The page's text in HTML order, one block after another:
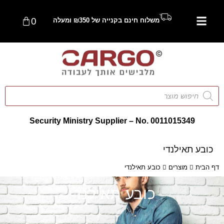
משלוח חינם בקנייה של ₪350 ומעלה 0
Security Ministry Supplier – No. 0011015349
כובע תאילנדי
דף הבית מוצרים כובע תאילנדי
כובע תאילנדי